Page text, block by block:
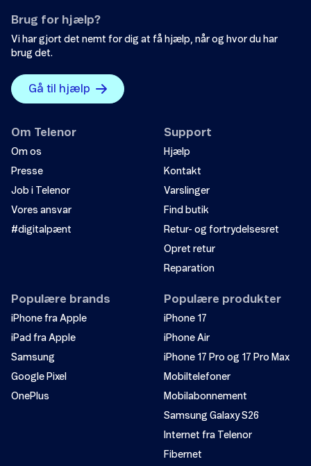
Brug for hjælp?
Vi har gjort det nemt for dig at få hjælp, når og hvor du har
brug det.
Gå til hjælp
Om Telenor
Om os
Presse
Job i Telenor
Vores ansvar
#digitalpænt
Support
Hjælp
Kontakt
Varslinger
Find butik
Retur- og fortrydelsesret
Opret retur
Reparation
Populære brands
iPhone fra Apple
iPad fra Apple
Samsung
Google Pixel
OnePlus
Populære produkter
iPhone 17
iPhone Air
iPhone 17 Pro og 17 Pro Max
Mobiltelefoner
Mobilabonnement
Samsung Galaxy S26
Internet fra Telenor
Fibernet